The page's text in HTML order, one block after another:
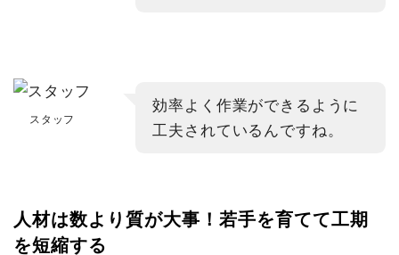
スタッフ
効率よく作業ができるように
工夫されているんですね。
人材は数より質が大事！若手を育てて工期
を短縮する